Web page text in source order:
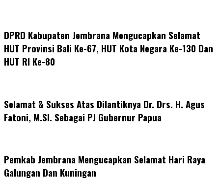
DPRD Kabupaten Jembrana Mengucapkan Selamat
HUT Provinsi Bali Ke-67, HUT Kota Negara Ke-130 Dan
HUT RI Ke-80
Selamat & Sukses Atas Dilantiknya Dr. Drs. H. Agus
Fatoni, M.SI. Sebagai PJ Gubernur Papua
Pemkab Jembrana Mengucapkan Selamat Hari Raya
Galungan Dan Kuningan